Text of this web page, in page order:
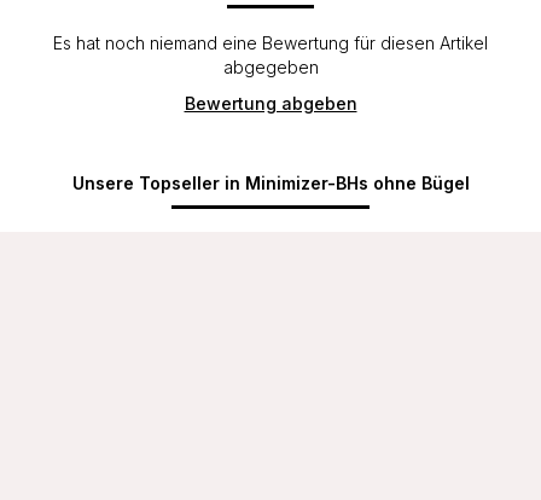
Es hat noch niemand eine Bewertung für diesen Artikel
abgegeben
Bewertung abgeben
Unsere Topseller in Minimizer-BHs ohne Bügel